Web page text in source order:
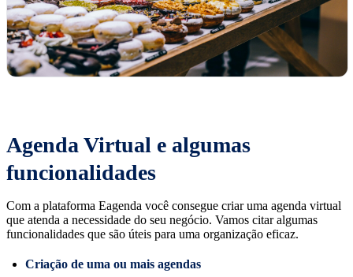
Agenda Virtual e algumas
funcionalidades
Com a plataforma Eagenda você consegue criar uma agenda virtual
que atenda a necessidade do seu negócio. Vamos citar algumas
funcionalidades que são úteis para uma organização eficaz.
Criação de uma ou mais agendas